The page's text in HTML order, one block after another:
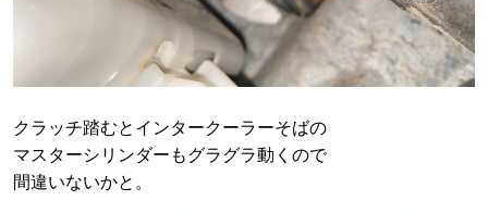
クラッチ踏むとインタークーラーそばの
マスターシリンダーもグラグラ動くので
間違いないかと。